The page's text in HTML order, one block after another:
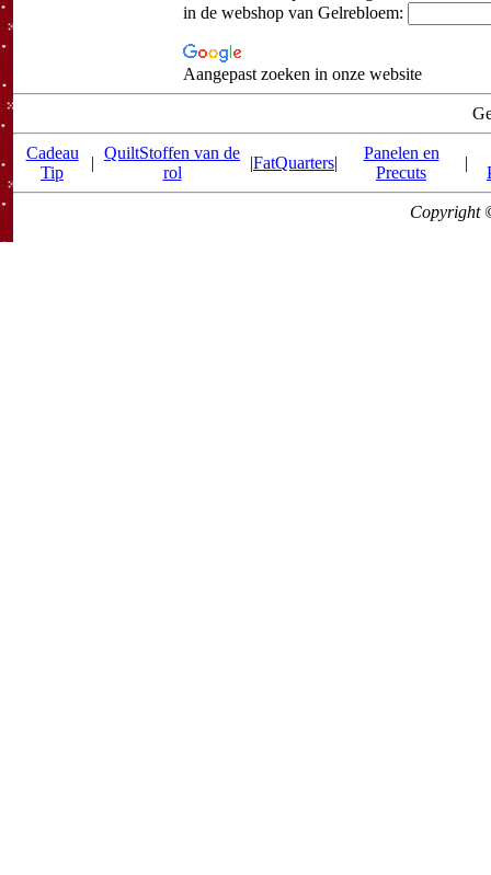
in de webshop van Gelrebloem:
Aangepast zoeken in onze website
Cadeau
Tip
|
QuiltStoffen van de
rol
|FatQuarters|
Panelen en
Precuts
|
Copyright